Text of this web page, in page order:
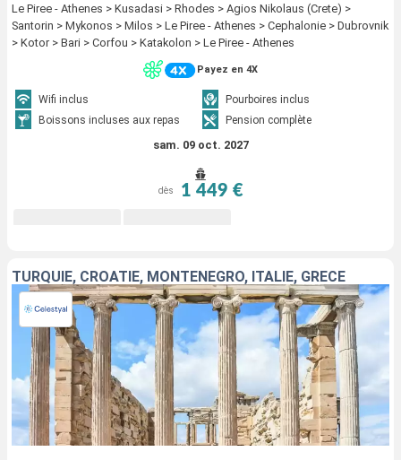
Le Piree - Athenes > Kusadasi > Rhodes > Agios Nikolaus (Crete) >
Santorin > Mykonos > Milos > Le Piree - Athenes > Cephalonie > Dubrovnik
> Kotor > Bari > Corfou > Katakolon > Le Piree - Athenes
Payez en 4X
Wifi inclus
Pourboires inclus
Boissons incluses aux repas
Pension complète
sam. 09 oct. 2027
dès 1 449 €
TURQUIE, CROATIE, MONTÉNÉGRO, ITALIE, GRÈCE